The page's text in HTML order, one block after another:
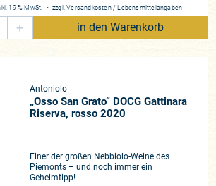
wie Sandrone im Barolo-Gebiet –
Vinifikation hin zum
zu bekennen. Damit legte sie den
unterscheiden sich, obwohl sie im gleichen
enorm durch die verschiedenen
und geologischen Bedingungen sowie
Lorella und Alberto den Betrieb. Sie
der Region, die von großer Geduld
19 % MwSt. ・ zzgl.Versandkosten / Lebensmittelangaben
+ in den Warenkorb
Antoniolo
„Osso San Grato“ DOCG Gattinara
Riserva, rosso 2020
Einer der großen Nebbiolo-Weine des
Piemonts – und noch immer ein
Geheimtipp!